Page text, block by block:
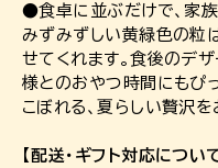
●食卓に並ぶだけで、家
みずみずしい黄緑色の粒
せてくれます。食後のデ
様とのおやつ時間にもぴ
こぼれる、夏らしい贅沢を
【配送・ギフト対応について